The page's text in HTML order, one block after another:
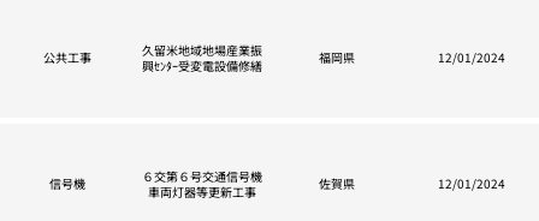
公共工事
久留米地域地場産業振
興ｾﾝﾀｰ受変電設備修繕
福岡県 12/01/2024
信号機
６交第６号交通信号機
車両灯器等更新工事
佐賀県 12/01/2024